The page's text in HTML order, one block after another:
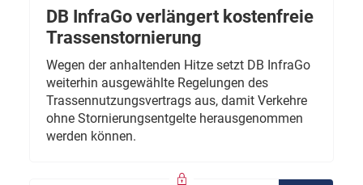
DB InfraGo verlängert kostenfreie
Trassenstornierung
Wegen der anhaltenden Hitze setzt DB InfraGo
weiterhin ausgewählte Regelungen des
Trassennutzungsvertrags aus, damit Verkehre
ohne Stornierungsentgelte herausgenommen
werden können.